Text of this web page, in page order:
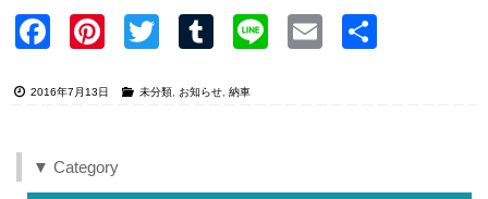
Faceb Pinter Twitter Tumblr Line Email
2016年7月13日 未分類,お知らせ,納車
▼ Category